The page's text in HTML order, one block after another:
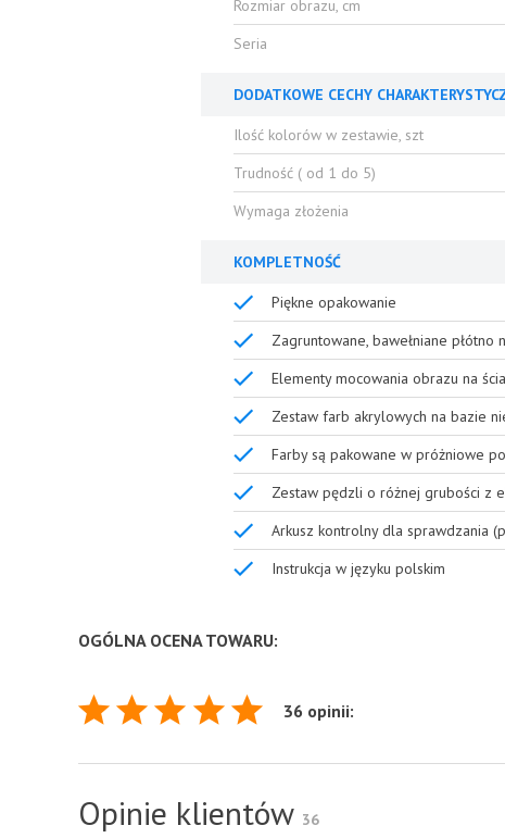
Rozmiar obrazu, cm
Seria
DODATKOWE CECHY
Ilość kolorów w zestawie, szt
Trudność ( od 1 do 5)
Wymaga złożenia
KOMPLETNOŚĆ
Piękne opakowanie
Zagruntowane, bawełniane płótno
Elementy mocowania obrazu na
Zestaw farb akrylowych na bazie
Farby są pakowane w próżniowe
Zestaw pędzli o różnej grubości z
Arkusz kontrolny dla sprawdzania
Instrukcja w języku polskim
OGÓLNA OCENA TOWARU:
36 opinii:
Opinie klientów 36